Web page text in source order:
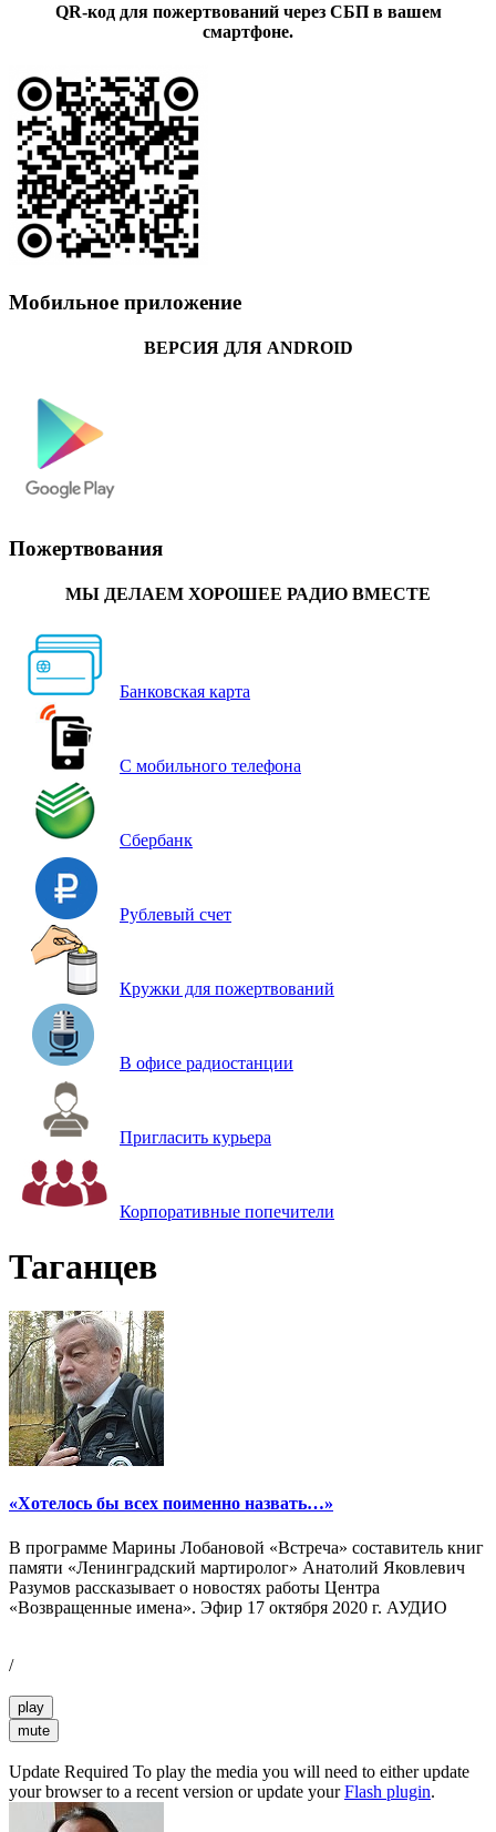
QR-код для пожертвований через СБП в вашем
смартфоне.
Мобильное приложение
ВЕРСИЯ ДЛЯ ANDROID
Пожертвования
МЫ ДЕЛАЕМ ХОРОШЕЕ РАДИО ВМЕСТЕ
Банковская карта
С мобильного телефона
Сбербанк
Рублевый счет
Кружки для пожертвований
В офисе радиостанции
Пригласить курьера
Корпоративные попечители
Таганцев
«Хотелось бы всех поименно назвать…»
В программе Марины Лобановой «Встреча» составитель книг
памяти «Ленинградский мартиролог» Анатолий Яковлевич
Разумов рассказывает о новостях работы Центра
«Возвращенные имена». Эфир 17 октября 2020 г. АУДИО
/
play
mute
Update Required To play the media you will need to either update
your browser to a recent version or update yourFlash plugin.